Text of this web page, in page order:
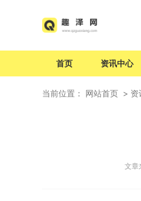
首页 资讯中心
当前位置： 网站首页 资
文章